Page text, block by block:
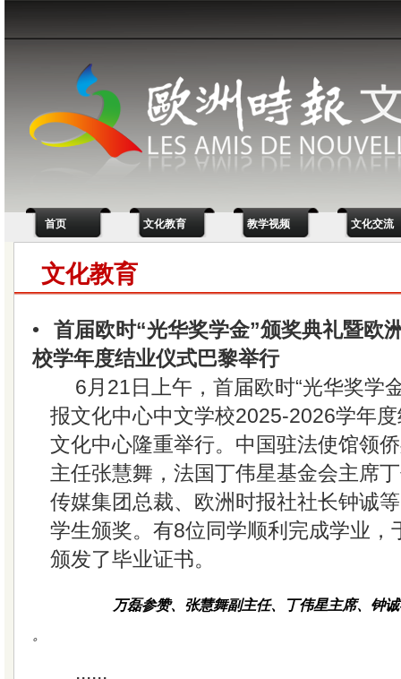
首页 文化教育 教学视频 文化交流
文化教育
•
首届欧时“光华奖学金”颁奖典礼暨欧
校学年度结业仪式巴黎举行
6月21日上午，首届欧时“光华奖学
报文化中心中文学校2025-2026学年
文化中心隆重举行。中国驻法使馆领
主任张慧舞，法国丁伟星基金会主席
传媒集团总裁、欧洲时报社社长钟诚
学生颁奖。有8位同学顺利完成学业，
颁发了毕业证书。
万磊参赞、张慧舞副主任、丁伟星主席、钟
。
......